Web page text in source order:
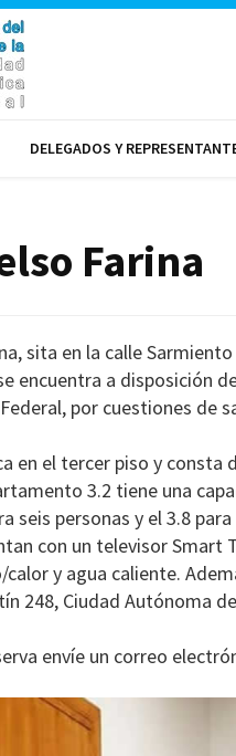
DELEGADOS Y
Farina
sita en la calle
encuentra a disposición
por cuestiones de
en el tercer piso y
3.2 tiene una
seis personas y el 3.8
con un televisor Smart
y agua caliente.
248, Ciudad Autónoma
envíe un correo